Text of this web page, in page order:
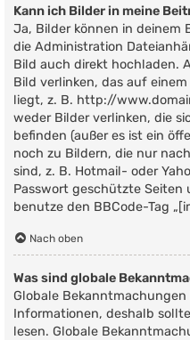
Kann ich Bilder in meine
Ja, Bilder können in deinem
die Administration
Bild auch direkt hochladen.
Bild verlinken, das auf
liegt, z. B. http://
weder Bilder verlinken, die
befinden (außer es ist ein
noch zu Bildern, die nur
sind, z. B. Hotmail- oder
Passwort geschützte Seiten
benutze den BBCode-Tag
Nach oben
Was sind globale
Globale
Informationen, deshalb
lesen. Globale